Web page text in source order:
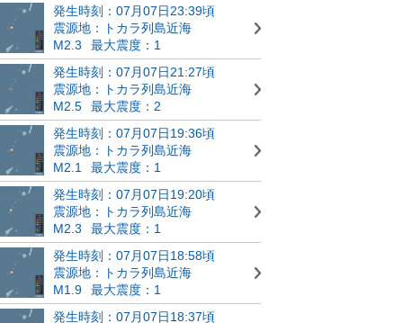
発生時刻：07月07日23:39頃
震源地：トカラ列島近海
M2.3
最大震度：1
発生時刻：07月07日21:27頃
震源地：トカラ列島近海
M2.5
最大震度：2
発生時刻：07月07日19:36頃
震源地：トカラ列島近海
M2.1
最大震度：1
発生時刻：07月07日19:20頃
震源地：トカラ列島近海
M2.3
最大震度：1
発生時刻：07月07日18:58頃
震源地：トカラ列島近海
M1.9
最大震度：1
発生時刻：07月07日18:37頃